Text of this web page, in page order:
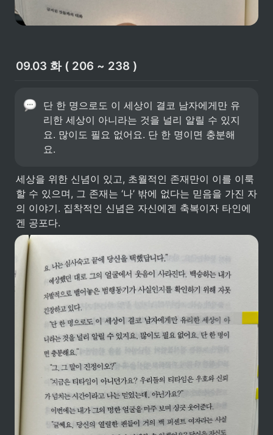
09.03 화 ( 206 ~ 238 )
단 한 명으로도 이 세상이 결코 남자에게만 유
리한 세상이 아니라는 것을 널리 알릴 수 있지
요. 많이도 필요 없어요. 단 한 명이면 충분해
요.
세상을 위한 신념이 있고, 초월적인 존재만이 이를 이룩
할 수 있으며, 그 존재는 ‘나’ 밖에 없다는 믿음을 가진 자
의 이야기. 집착적인 신념은 자신에겐 축복이자 타인에
겐 공포다.